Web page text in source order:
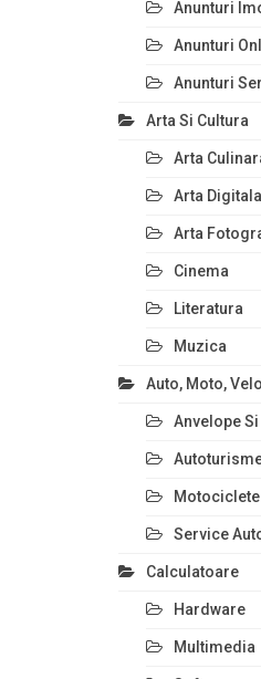
Anunturi
Anunturi
Anunturi
Arta Si Cultura
Arta
Arta Digitala
Arta
Cinema
Literatura
Muzica
Auto, Moto, Velo
Anvelope
Motociclete
Service
Calculatoare
Hardware
Multimedia